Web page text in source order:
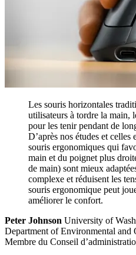
Les souris horizontales
utilisateurs à tordre la main,
pour les tenir pendant de
D’après nos études et celles
souris ergonomiques qui
main et du poignet plus
de main) sont mieux
complexe et réduisent les
souris ergonomique peut
améliorer le confort.
Peter Johnson University of
Department of Environmental and
Membre du Conseil